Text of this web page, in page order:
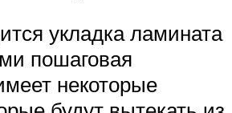
укладка ламината
пошаговая
некоторые